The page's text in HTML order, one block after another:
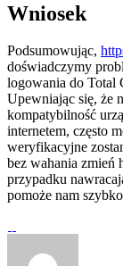
Wniosek
Podsumowując,
doświadczymy
logowania do Total
Upewniając się, że
kompatybilność
internetem, często
weryfikacyjne
bez wahania zmień
przypadku
pomoże nam